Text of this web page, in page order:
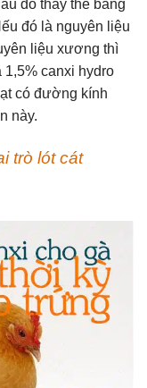
đó thay thế bằng
đó là nguyên liệu
liệu xương thì
1,5% canxi hydro
có đường kính
này.
trò lót cát